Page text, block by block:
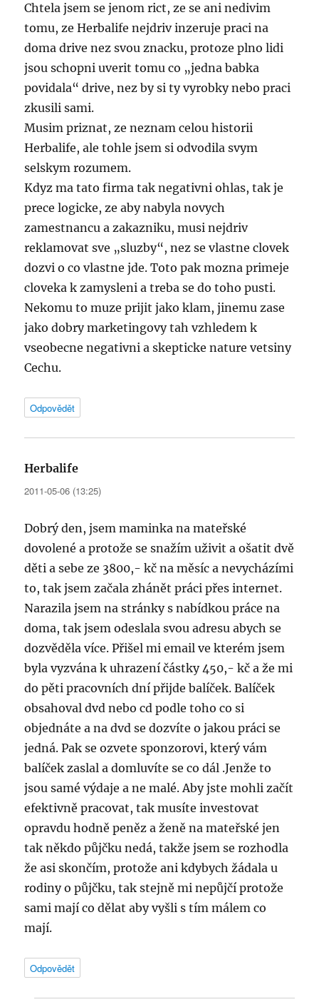
Chtela jsem se jenom rict, ze se ani nedivim
tomu, ze Herbalife nejdriv inzeruje praci na
doma drive nez svou znacku, protoze plno lidi
jsou schopni uverit tomu co „jedna babka
povidala“ drive, nez by si ty vyrobky nebo praci
zkusili sami.
Musim priznat, ze neznam celou historii
Herbalife, ale tohle jsem si odvodila svym
selskym rozumem.
Kdyz ma tato firma tak negativni ohlas, tak je
prece logicke, ze aby nabyla novych
zamestnancu a zakazniku, musi nejdriv
reklamovat sve „sluzby“, nez se vlastne clovek
dozvi o co vlastne jde. Toto pak mozna primeje
cloveka k zamysleni a treba se do toho pusti.
Nekomu to muze prijit jako klam, jinemu zase
jako dobry marketingovy tah vzhledem k
vseobecne negativni a skepticke nature vetsiny
Cechu.
Odpovědět
Herbalife
2011-05-06 (13:25)
Dobrý den, jsem maminka na mateřské
dovolené a protože se snažím uživit a ošatit dvě
děti a sebe ze 3800,- kč na měsíc a nevycházími
to, tak jsem začala zhánět práci přes internet.
Narazila jsem na stránky s nabídkou práce na
doma, tak jsem odeslala svou adresu abych se
dozvěděla více. Přišel mi email ve kterém jsem
byla vyzvána k uhrazení částky 450,- kč a že mi
do pěti pracovních dní přijde balíček. Balíček
obsahoval dvd nebo cd podle toho co si
objednáte a na dvd se dozvíte o jakou práci se
jedná. Pak se ozvete sponzorovi, který vám
balíček zaslal a domluvíte se co dál .Jenže to
jsou samé výdaje a ne malé. Aby jste mohli začít
efektivně pracovat, tak musíte investovat
opravdu hodně peněz a ženě na mateřské jen
tak někdo půjčku nedá, takže jsem se rozhodla
že asi skončím, protože ani kdybych žádala u
rodiny o půjčku, tak stejně mi nepůjčí protože
sami mají co dělat aby vyšli s tím málem co
mají.
Odpovědět